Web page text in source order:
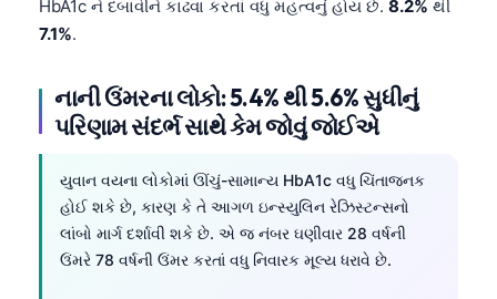
HbA1c ને દબાવીને કાઢવા કરતાં વધુ મહત્વનું હોય છે. 8.2% થી
7.1%.
નાની ઉંમરના લોકો: 5.4% થી 5.6% સુધીનું
પરિણામ સંદર્ભ સાથે કેમ જોવું જોઈએ
યુવાન વયના લોકોમાં ઊંચું-સામાન્ય HbA1c વધુ ચિંતાજનક
હોઈ શકે છે, કારણ કે તે આગળ ઇન્સ્યુલિન રેઝિસ્ટન્સનો
લાંબો માર્ગ દર્શાવી શકે છે. એ જ નંબર ઘણીવાર 28 વર્ષની
ઉંમરે 78 વર્ષની ઉંમર કરતાં વધુ નિવારક મૂલ્ય ધરાવે છે.
Українська
O‘zbekcha
Қазақ тілі
Suomi
Slovenčina